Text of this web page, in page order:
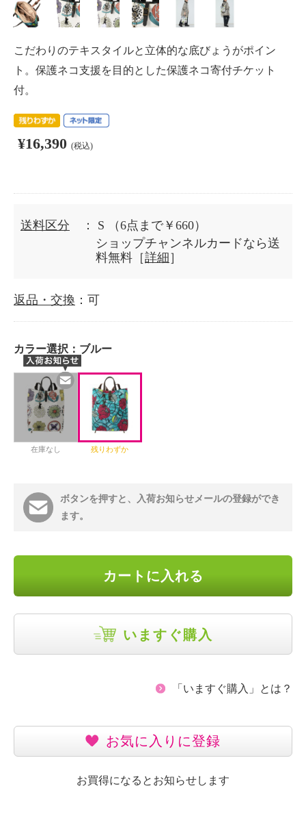
こだわりのテキスタイルと立体的な底びょうがポイン
ト。保護ネコ支援を目的とした保護ネコ寄付チケット
付。
¥16,390 (税込)
送料区分 ： S
（6点まで￥660）
ショップチャンネルカードなら送
料無料［詳細 ］
返品・交換 ：可
カラー選択： ブルー
在庫なし 残りわずか
ボタンを押すと、入荷お知らせメールの登録ができ
ます。
カートに入れる
いますぐ購入
「いますぐ購入」とは？
お気に入りに登録
お買得になるとお知らせします